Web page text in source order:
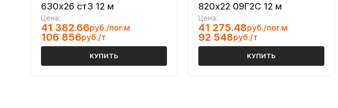
630х26 ст3 12 м
Цена:
41 382.66руб./пог.м
106 856руб./т
КУПИТЬ
820х22 09Г2С 12 м
Цена:
41 275.48руб./пог.м
92 548руб./т
КУПИТЬ